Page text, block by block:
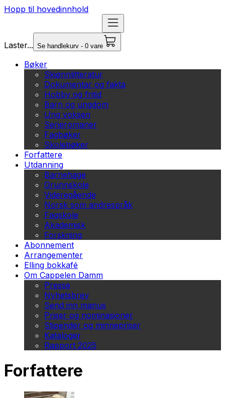
Hopp til hovedinnhold
Laster... Se handlekurv - 0 vare
Bøker
Skjønnlitteratur
Dokumentar og fakta
Hobby og fritid
Barn og ungdom
Ung voksen
Serieromaner
Fagbøker
Skolebøker
Forfattere
Utdanning
Barnehage
Grunnskole
Videregående
Norsk som andrespråk
Fagskole
Akademisk
Forskning
Abonnement
Arrangementer
Elling bokkafé
Om Cappelen Damm
Presse
Nyhetsbrev
Send inn manus
Priser og nominasjoner
Stipender og minnepriser
Kataloger
Rapport 2025
Forfattere